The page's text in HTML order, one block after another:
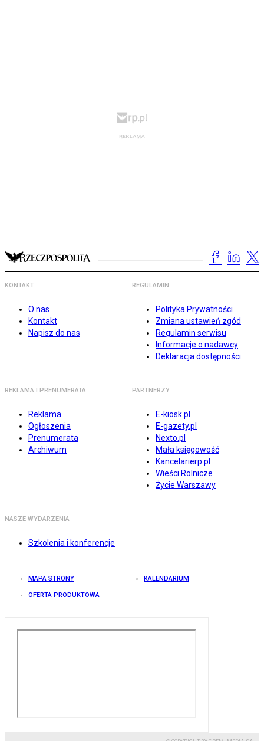
KONTAKT
O nas
Kontakt
Napisz do nas
REGULAMIN
Polityka Prywatności
Zmiana ustawień zgód
Regulamin serwisu
Informacje o nadawcy
Deklaracja dostępności
REKLAMA I PRENUMERATA
Reklama
Ogłoszenia
Prenumerata
Archiwum
PARTNERZY
E-kiosk.pl
E-gazety.pl
Nexto.pl
Mała księgowość
Kancelarierp.pl
Wieści Rolnicze
Życie Warszawy
NASZE WYDARZENIA
Szkolenia i konferencje
MAPA STRONY KALENDARIUM
OFERTA PRODUKTOWA